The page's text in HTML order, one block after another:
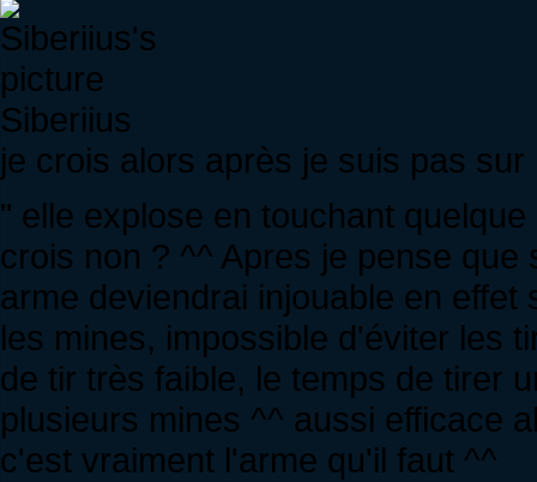
Siberiius
je crois alors après je suis pas
" elle explose en touchant
crois non ? ^^ Apres je pense
arme deviendrai injouable en
les mines, impossible d'éviter les
de tir très faible, le temps de tirer
plusieurs mines ^^ aussi efficace
c'est vraiment l'arme qu'il faut ^^